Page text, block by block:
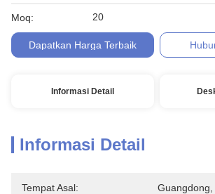
Moq: 20
Dapatkan Harga Terbaik
Informasi Detail
Informasi Detail
Tempat Asal: Guangdong,